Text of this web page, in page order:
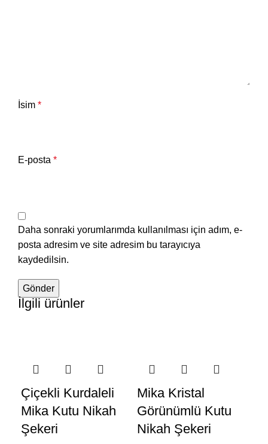
İsim *
E-posta *
Daha sonraki yorumlarımda kullanılması için adım, e-
posta adresim ve site adresim bu tarayıcıya
kaydedilsin.
İlgili ürünler
Çiçekli Kurdaleli
Mika Kutu Nikah
Şekeri
Mika Kristal
Görünümlü Kutu
Nikah Şekeri